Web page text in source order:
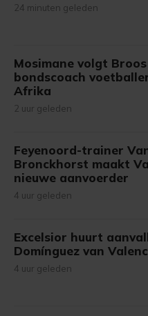
24 minuten geleden
Mosimane volgt
bondscoach
Afrika
2 uur geleden
Feyenoord-trainer
Bronckhorst maakt
nieuwe aanvoerder
4 uur geleden
Excelsior huurt
Domínguez van
4 uur geleden